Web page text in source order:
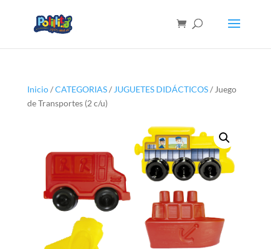
Inicio/CATEGORIAS/ JUGUETES DIDÁCTICOS/ Juego
de Transportes (2 c/u)